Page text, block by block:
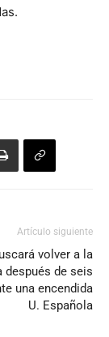
Artículo siguiente
volver a la
después de seis
una encendida
U. Española